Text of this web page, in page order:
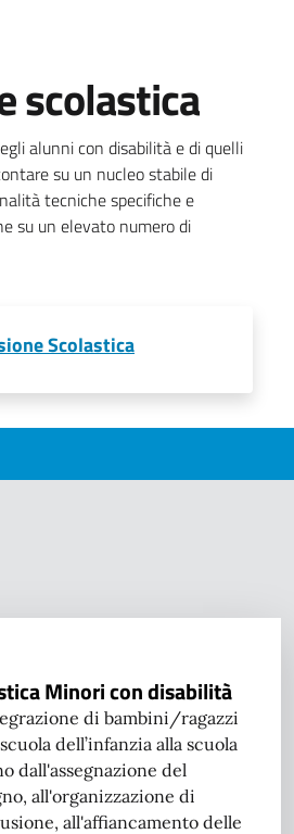
scolastica
alunni con disabilità e di quelli
su un nucleo stabile di
tecniche specifiche e
su un elevato numero di
Scolastica
Minori con disabilità
di bambini/ragazzi
dell’infanzia alla scuola
dall'assegnazione del
all'organizzazione di
all'affiancamento delle